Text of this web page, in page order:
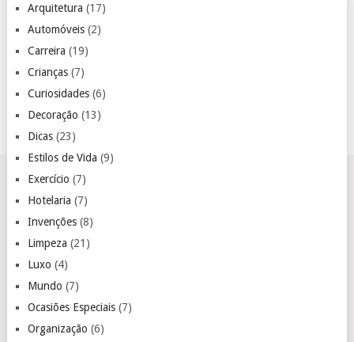
Arquitetura (17)
Automóveis(2)
Carreira (19)
Crianças(7)
Curiosidades(6)
Decoração (13)
Dicas(23)
Estilos de Vida (9)
Exercício (7)
Hotelaria (7)
Invenções(8)
Limpeza (21)
Luxo (4)
Mundo (7)
Ocasiões Especiais(7)
Organização (6)